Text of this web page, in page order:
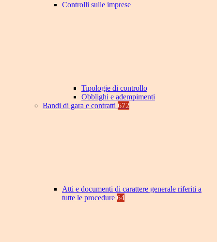
Controlli sulle imprese
Tipologie di controllo
Obblighi e adempimenti
Bandi di gara e contratti 672
Atti e documenti di carattere generale riferiti a
tutte le procedure 64